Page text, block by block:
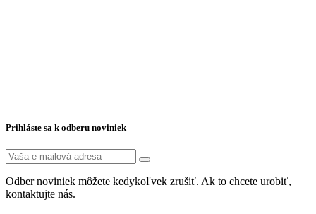
Prihláste sa k odberu noviniek
Odber noviniek môžete kedykoľvek zrušiť. Ak to chcete urobiť,
kontaktujte nás.